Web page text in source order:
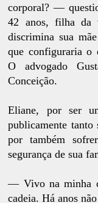
corporal? —
42 anos, filha da
discrimina sua
que configuraria o
O advogado
Conceição.
Eliane, por ser
publicamente tanto
por também
segurança de sua
— Vivo na minha
cadeia. Há anos